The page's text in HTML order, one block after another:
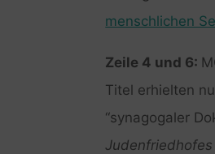
menschlichen
Zeile 4 und 6:
Titel erhielten
“synagogaler
Judenfriedhofes